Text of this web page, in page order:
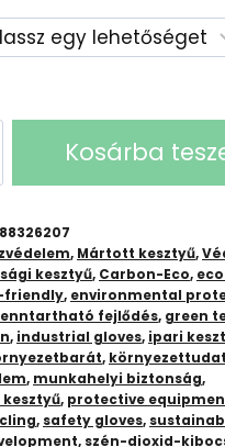
Kosárba
, Mártott kesztyű,
kesztyű, Carbon-Eco,
friendly, environmental
fejlődés, green
, industrial gloves, ipari
,
, munkahelyi biztonság,
, protective
, safety gloves,
, szén-dioxid-